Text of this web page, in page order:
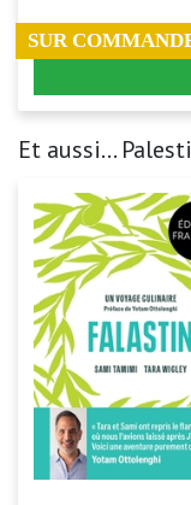
SUR
Et aussi...